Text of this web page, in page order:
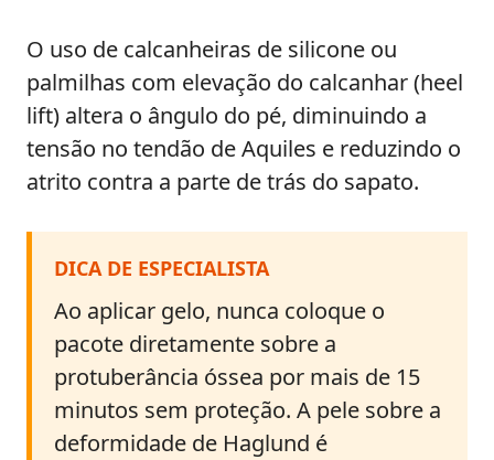
O uso de calcanheiras de silicone ou
palmilhas com elevação do calcanhar (heel
lift) altera o ângulo do pé, diminuindo a
tensão no tendão de Aquiles e reduzindo o
atrito contra a parte de trás do sapato.
DICA DE ESPECIALISTA
Ao aplicar gelo, nunca coloque o
pacote diretamente sobre a
protuberância óssea por mais de 15
minutos sem proteção. A pele sobre a
deformidade de Haglund é